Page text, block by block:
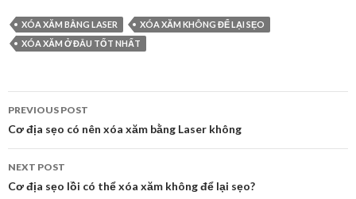
XÓA XĂM BẰNG LASER
XÓA XĂM KHÔNG ĐỂ LẠI SẸO
XÓA XĂM Ở ĐÂU TỐT NHẤT
Post
navigation
PREVIOUS POST
Cơ địa sẹo có nên xóa xăm bằng Laser không
NEXT POST
Cơ địa sẹo lồi có thể xóa xăm không để lại sẹo?